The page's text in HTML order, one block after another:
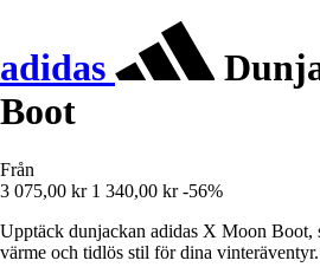
adidas
Boot
Från
3 075,00 kr 1 340,00 kr -56%
Upptäck dunjackan adidas X Moon Boot,
värme och tidlös stil för dina vinteräventyr.